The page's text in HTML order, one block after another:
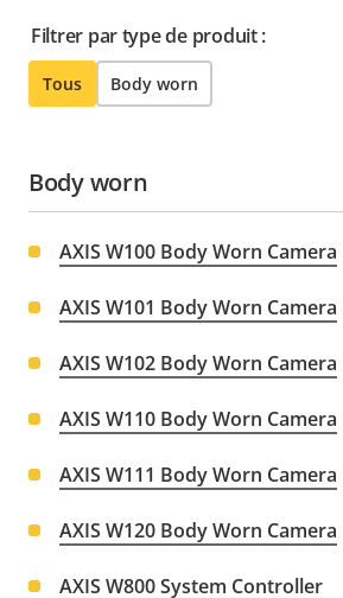
Filtrer par type de produit :
Tous Body worn
Body worn
AXIS W100 Body Worn Camera
AXIS W101 Body Worn Camera
AXIS W102 Body Worn Camera
AXIS W110 Body Worn Camera
AXIS W111 Body Worn Camera
AXIS W120 Body Worn Camera
AXIS W800 System Controller